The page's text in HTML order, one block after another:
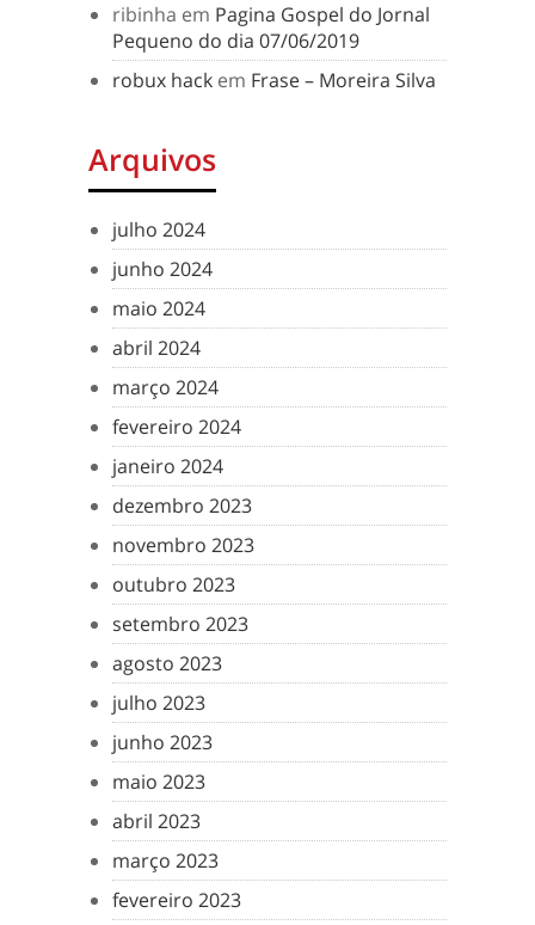
ribinha em Pagina Gospel do Jornal
Pequeno do dia 07/06/2019
robux hack em Frase – Moreira Silva
Arquivos
julho 2024
junho 2024
maio 2024
abril 2024
março 2024
fevereiro 2024
janeiro 2024
dezembro 2023
novembro 2023
outubro 2023
setembro 2023
agosto 2023
julho 2023
junho 2023
maio 2023
abril 2023
março 2023
fevereiro 2023